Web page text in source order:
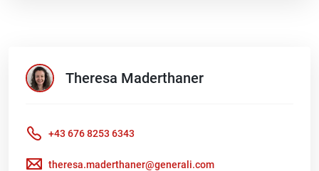
Theresa Maderthaner
+43 676 8253 6343
theresa.maderthaner@generali.com